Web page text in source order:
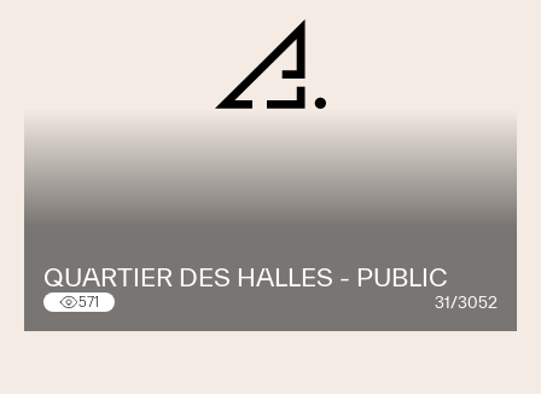
QUARTIER DES HALLES - PUBLIC
571 31/3052